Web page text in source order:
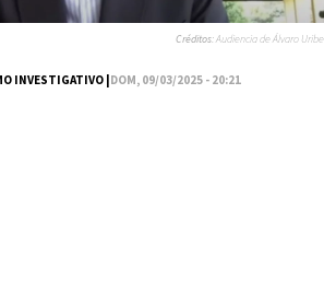
INVESTIGATIVO |DOM, 09/03/2025 - 20:21
Créditos:Audiencia de Álvaro Uribe